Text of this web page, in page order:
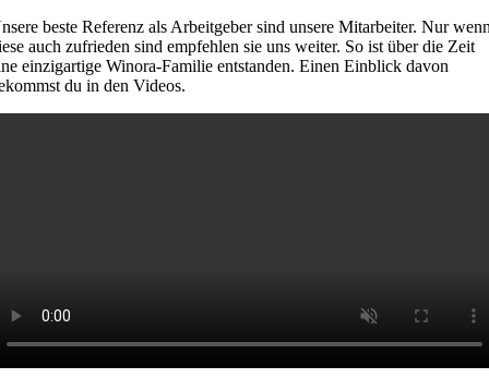
beste Referenz als Arbeitgeber sind unsere Mitarbeiter. Nur
auch zufrieden sind empfehlen sie uns weiter. So ist über die Zeit
einzigartige Winora-Familie entstanden. Einen Einblick davon
du in den Videos.